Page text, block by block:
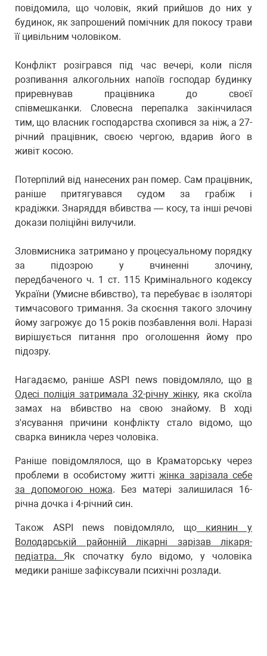
повідомила, що чоловік, який прийшов до них у
будинок, як запрошений помічник для покосу трави
її цивільним чоловіком.
Конфлікт розігрався під час вечері, коли після
розпивання алкогольних напоїв господар будинку
приревнував працівника до своєї
співмешканки. Словесна перепалка закінчилася
тим, що власник господарства схопився за ніж, а 27-
річний працівник, своєю чергою, вдарив його в
живіт косою.
Потерпілий від нанесених ран помер. Сам працівник,
раніше притягувався судом за грабіж і
крадіжки. Знаряддя вбивства — косу, та інші речові
докази поліційні вилучили.
Зловмисника затримано у процесуальному порядку
за підозрою у вчиненні злочину,
передбаченого ч. 1 ст. 115 Кримінального кодексу
України (Умисне вбивство), та перебуває в ізоляторі
тимчасового тримання. За скоєння такого злочину
йому загрожує до 15 років позбавлення волі. Наразі
вирішується питання про оголошення йому про
підозру.
Нагадаємо, раніше ASPI news повідомляло, що в
Одесі поліція затримала 32-річну жінку, яка скоїла
замах на вбивство на свою знайому. В ході
з'ясування причини конфлікту стало відомо, що
сварка виникла через чоловіка.
Раніше повідомлялося, що в Краматорську через
проблеми в особистому життіжінка зарізала себе
за допомогою ножа. Без матері залишилася 16-
річна дочка і 4-річний син.
Також ASPI news повідомляло, щокиянин у
Володарській районній лікарні зарізав лікаря-
педіатра. Як спочатку було відомо, у чоловіка
медики раніше зафіксували психічні розлади.